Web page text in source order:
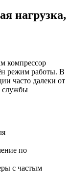
нагрузка,
компрессор
режим работы. В
часто далеки от
службы
по
с частым